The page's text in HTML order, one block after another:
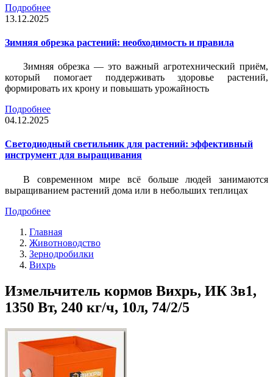
Подробнее
13.12.2025
Зимняя обрезка растений: необходимость и правила
Зимняя обрезка — это важный агротехнический приём,
который помогает поддерживать здоровье растений,
формировать их крону и повышать урожайность
Подробнее
04.12.2025
Светодиодный светильник для растений: эффективный
инструмент для выращивания
В современном мире всё больше людей занимаются
выращиванием растений дома или в небольших теплицах
Подробнее
Главная
Животноводство
Зернодробилки
Вихрь
Измельчитель кормов Вихрь, ИК 3в1,
1350 Вт, 240 кг/ч, 10л, 74/2/5